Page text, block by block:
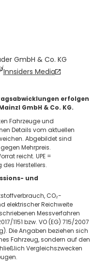
GmbH & Co. KG
Innsiders Media
erfolgen
GmbH & Co. KG.
Fahrzeuge und
Details vom aktuellen
Abgebildet sind
Mehrpreis.
reicht. UPE =
Herstellers.
und
CO₂-
elektrischer Reichweite
Messverfahren
1151 bzw. VO (EG) 715/2007
Die Angaben beziehen sich
Fahrzeug, sondern auf den
Vergleichszwecken